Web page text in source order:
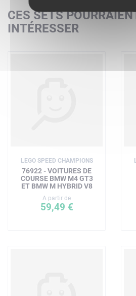
CES SETS
INTÉRESSER
LEGO SPEED CHAMPIONS
76922 - VOITURES DE
COURSE BMW M4 GT3
ET BMW M HYBRID V8
A partir de
59,49 €